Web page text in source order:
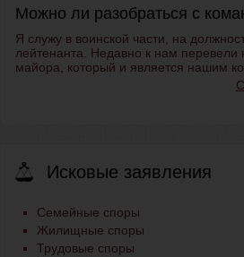
Можно ли разобраться с
Я служу в воинской части, на
лейтенанта. Недавно к нам перевели
майора, который и является нашим
Исковые заявления
Семейные споры
Жилищные споры
Трудовые споры